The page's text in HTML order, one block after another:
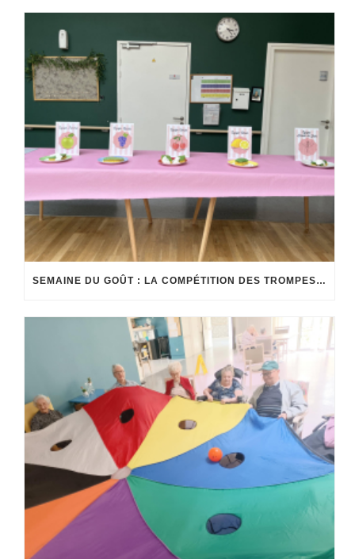
SEMAINE DU GOÛT : LA COMPÉTITION DES TROMPES L’ŒIL